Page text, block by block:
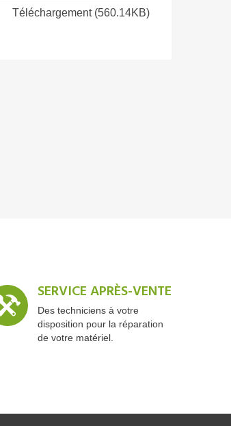
Téléchargement (560.14KB)
SERVICE APRÈS-VENTE
Des techniciens à votre
disposition pour la réparation
de votre matériel.